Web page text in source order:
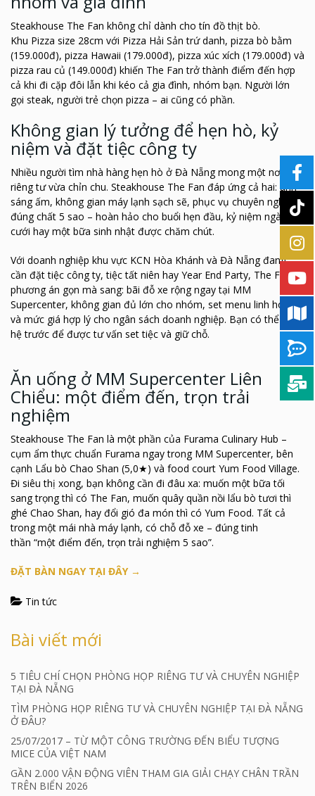
Steakhouse The Fan không chỉ dành cho tín đồ thịt bò.
Khu Pizza size 28cm với Pizza Hải Sản trứ danh, pizza bò bằm
(159.000đ), pizza Hawaii (179.000đ), pizza xúc xích (179.000đ) và
pizza rau củ (149.000đ) khiến The Fan trở thành điểm đến hợp
cả khi đi cặp đôi lẫn khi kéo cả gia đình, nhóm bạn. Người lớn
gọi steak, người trẻ chọn pizza – ai cũng có phần.
Không gian lý tưởng để hẹn hò, kỷ
niệm và đặt tiệc công ty
Nhiều người tìm nhà hàng hẹn hò ở Đà Nẵng mong một nơi vừa
riêng tư vừa chỉn chu. Steakhouse The Fan đáp ứng cả hai: ánh
sáng ấm, không gian máy lạnh sạch sẽ, phục vụ chuyên nghiệp
đúng chất 5 sao – hoàn hảo cho buổi hẹn đầu, kỷ niệm ngày
cưới hay một bữa sinh nhật được chăm chút.
Với doanh nghiệp khu vực KCN Hòa Khánh và Đà Nẵng đang
cần đặt tiệc công ty, tiệc tất niên hay Year End Party, The Fan là
phương án gọn mà sang: bãi đỗ xe rộng ngay tại MM
Supercenter, không gian đủ lớn cho nhóm, set menu linh hoạt
và mức giá hợp lý cho ngân sách doanh nghiệp. Bạn có thể liên
hệ trước để được tư vấn set tiệc và giữ chỗ.
Ăn uống ở MM Supercenter Liên
Chiểu: một điểm đến, trọn trải
nghiệm
Steakhouse The Fan là một phần của Furama Culinary Hub –
cụm ẩm thực chuẩn Furama ngay trong MM Supercenter, bên
cạnh Lẩu bò Chao Shan (5,0★) và food court Yum Food Village.
Đi siêu thị xong, bạn không cần đi đâu xa: muốn một bữa tối
sang trọng thì có The Fan, muốn quây quần nồi lẩu bò tươi thì
ghé Chao Shan, hay đổi gió đa món thì có Yum Food. Tất cả
trong một mái nhà máy lạnh, có chỗ đỗ xe – đúng tinh
thần “một điểm đến, trọn trải nghiệm 5 sao”.
ĐẶT BÀN NGAY TẠI ĐÂY →
Tin tức
Bài viết mới
5 TIÊU CHÍ CHỌN PHÒNG HỌP RIÊNG TƯ VÀ CHUYÊN NGHIỆP
TẠI ĐÀ NẴNG
TÌM PHÒNG HỌP RIÊNG TƯ VÀ CHUYÊN NGHIỆP TẠI ĐÀ NẴNG
Ở ĐÂU?
25/07/2017 – TỪ MỘT CÔNG TRƯỜNG ĐẾN BIỂU TƯỢNG
MICE CỦA VIỆT NAM
GẦN 2.000 VẬN ĐỘNG VIÊN THAM GIA GIẢI CHẠY CHÂN TRẦN
TRÊN BIỂN 2026